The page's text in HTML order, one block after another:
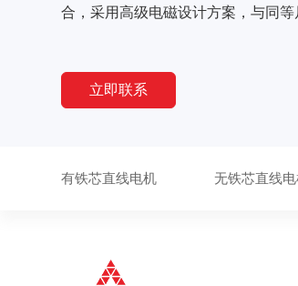
合，采用高级电磁设计方案，与同
立即联系
有铁芯直线电机 无铁芯直线